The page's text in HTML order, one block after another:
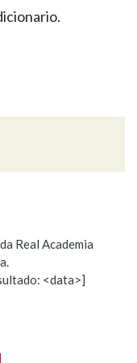
PALABRAS
Real Academia
<data>]